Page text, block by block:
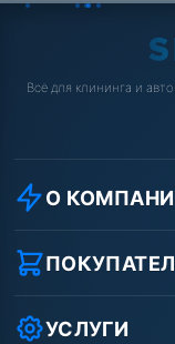
Всё для клининга и
О
О компании
Реквизиты
Условия
Как заказать?
Оплата
УСЛУГИ